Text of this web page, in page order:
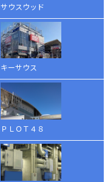
サウスウッド
キーサウス
ＰＬＯＴ４８